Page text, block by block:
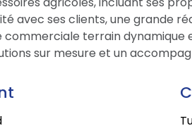
avec ses clients, une grande
commerciale terrain dynamique
sur mesure et un